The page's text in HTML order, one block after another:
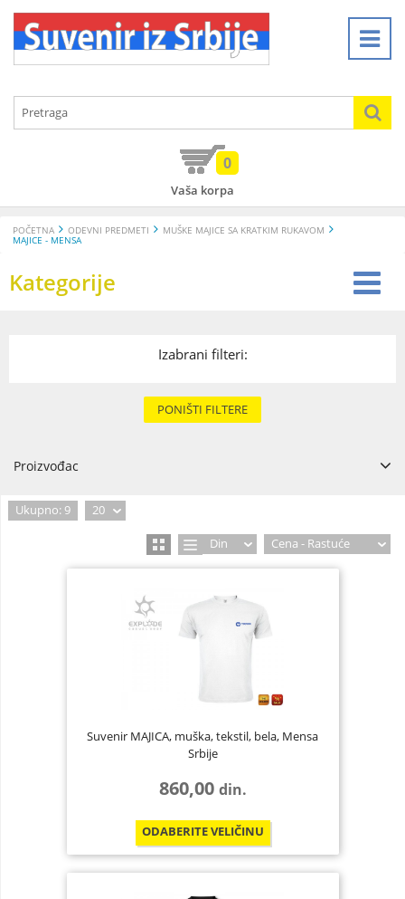
Vaša korpa
0
POČETNA ODEVNI PREDMETI
MUŠKE MAJICE SA KRATKIM RUKAVOM
MAJICE - MENSA
Kategorije
Izabrani filteri:
PONIŠTI FILTERE
Proizvođac
Ukupno: 9 20
Din Cena - Rastuće
Suvenir MAJICA, muška, tekstil, bela, Mensa
Srbije
860,00 din.
ODABERITEVELIČINU